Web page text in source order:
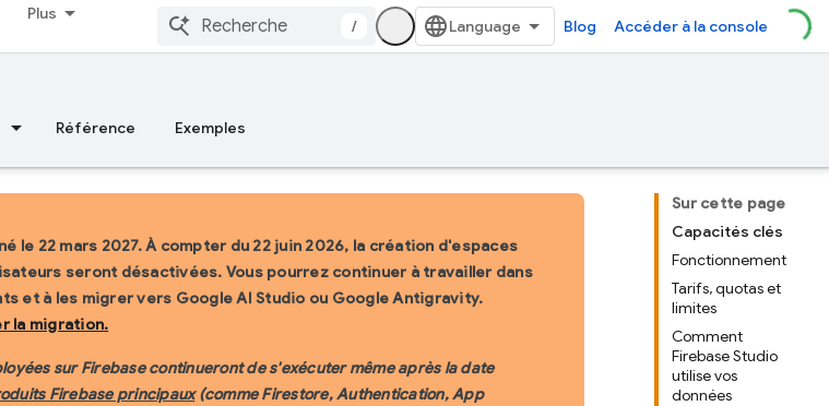
Plus
/ Blog Accéder à la console
Référence Exemples
Sur cette page
Capacités clés
Fonctionnement
Tarifs, quotas et
limites
Comment
Firebase Studio
utilise vos
données
le 22 mars 2027.À compter du 22 juin 2026, la création d'espaces
seront désactivées. Vous pourrez continuer à travailler dans
et à les migrer vers Google AI Studio ou Google Antigravity.
la migration.
sur Firebase continueront de s'exécuter même après la date
Firebase principaux(comme Firestore, Authentication, App